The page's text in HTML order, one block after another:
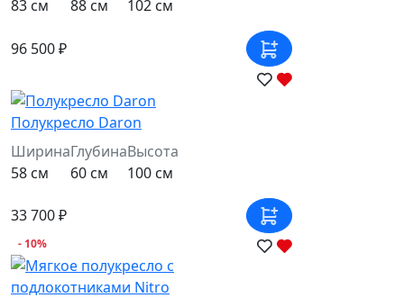
83 см
88 см
102 см
96 500 ₽
Полукресло Daron
Ширина
58 см
Глубина
60 см
Высота
100 см
33 700 ₽
- 10%